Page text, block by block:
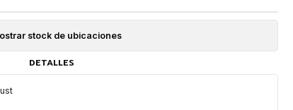
stock de ubicaciones
DETALLES